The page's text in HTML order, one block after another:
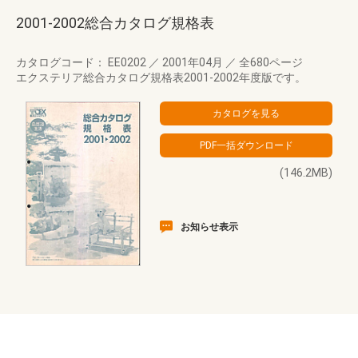
2001-2002総合カタログ規格表
カタログコード： EE0202 ／ 2001年04月 ／ 全680ページ
エクステリア総合カタログ規格表2001-2002年度版です。
(146.2MB)
お知らせ表示